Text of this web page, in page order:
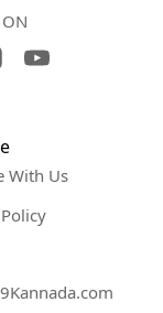
With Us